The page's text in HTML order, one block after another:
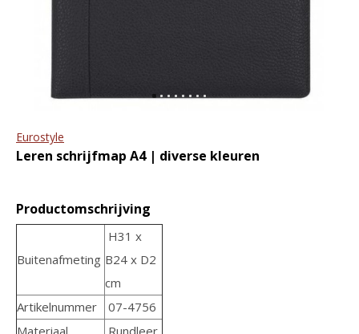
GreenBurry
Pasjeshouder RFID
Eurostyle
Leren schrijfmap A4 | diverse kleuren
Productomschrijving
Buitenafmeting
H31 x
B24 x D2
cm
Artikelnummer
07-4756
Materiaal
Rundleer